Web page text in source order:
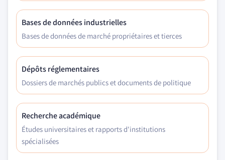
Bases de données industrielles
Bases de données de marché propriétaires et tierces
Dépôts réglementaires
Dossiers de marchés publics et documents de politique
Recherche académique
Études universitaires et rapports d'institutions
spécialisées